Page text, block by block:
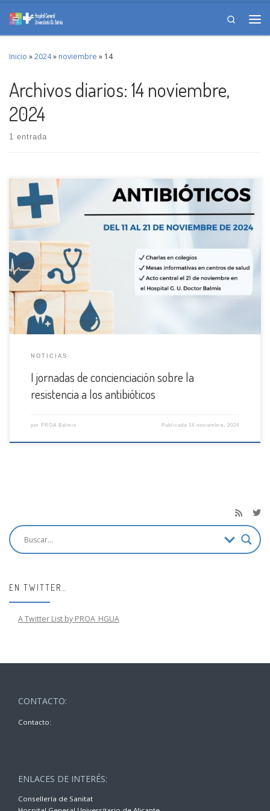
Skip to content
Search
Inicio »2024» noviembre » 14
Archivos diarios:14 noviembre,
2024
1 entrada
NOTICIAS
I jornadas de concienciación sobre la
resistencia a los antibióticos
por PROA Balmis Publicada 14 noviembre, 2024
EN TWITTER…
A Twitter List by PROA_HGUA
CONTACTO:
Contacto:
ENLACES DE INTERÉS:
Consellería de Sanitat